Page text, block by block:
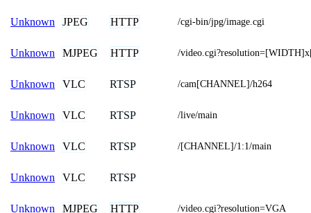
Unknown JPEG HTTP /cgi-bin/jpg/image.cgi
Unknown MJPEG HTTP /
Unknown VLC RTSP /cam[CHANNEL]/h264
Unknown VLC RTSP /live/main
Unknown VLC RTSP /[CHANNEL]/1:1/main
Unknown VLC RTSP
Unknown MJPEG HTTP /video.cgi?resolution=VGA